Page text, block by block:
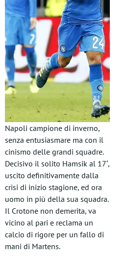
Napoli campione di inverno,
senza entusiasmare ma con il
cinismo delle grandi squadre.
Decisivo il solito Hamsik al 17′,
uscito definitivamente dalla
crisi di inizio stagione, ed ora
uomo in più della sua squadra.
Il Crotone non demerita, va
vicino al pari e reclama un
calcio di rigore per un fallo di
mani di Martens.